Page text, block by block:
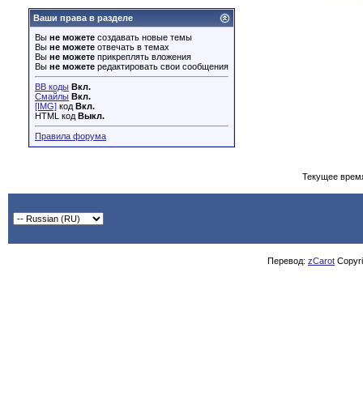
Ваши права в разделе
Вы не можете создавать новые темы
Вы не можете отвечать в темах
Вы не можете прикреплять вложения
Вы не можете редактировать свои сообщения
BB коды Вкл.
Смайлы Вкл.
[IMG] код Вкл.
HTML код Выкл.
Правила форума
Текущее
Перевод: zCarot